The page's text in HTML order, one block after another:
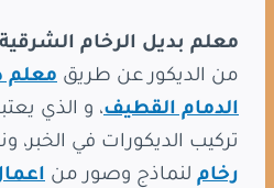
معلم بديل الرخام الشرقية
من الديكور عن طريق معلم
الدمام القطيف، و الذي
تركيب الديكورات في الخبر،
رخام لنماذج وصور من